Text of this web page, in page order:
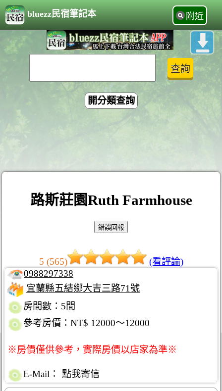
bluezz民宿筆記本 附近
開分類查詢
路斯莊園Ruth Farmhouse
5 (565)
(看評論)
0988297338
宜蘭縣五結鄉大吉三路71號
房間數：5間
參考房價：NT$ 12000～12000
※房價僅供參考，實際房價以店家為準※
E-Mail： 點我寄信